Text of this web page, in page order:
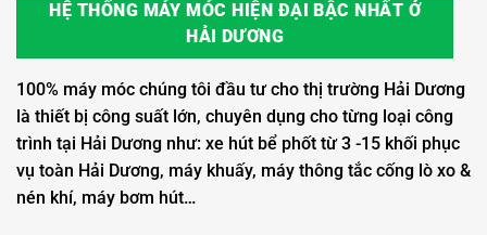
HỆ THỐNG MÁY MÓC HIỆN ĐẠI BẬC NHẤT Ở
HẢI DƯƠNG
100% máy móc chúng tôi đầu tư cho thị trường Hải Dương
là thiết bị công suất lớn, chuyên dụng cho từng loại công
trình tại Hải Dương như: xe hút bể phốt từ 3 -15 khối phục
vụ toàn Hải Dương, máy khuấy, máy thông tắc cống lò xo &
nén khí, máy bơm hút…